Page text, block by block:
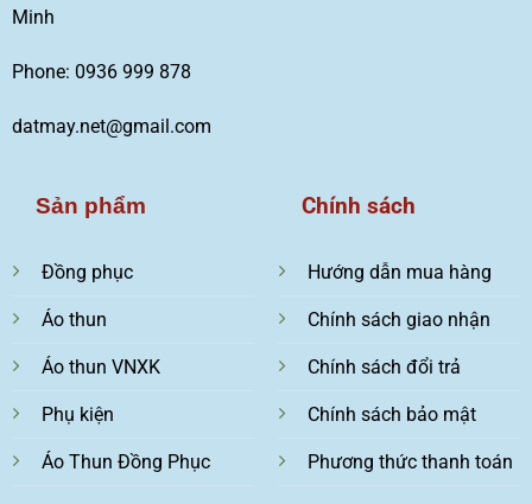
Minh
Phone: 0936 999 878
datmay.net@gmail.com
Sản phẩm
Đồng phục
Áo thun
Áo thun VNXK
Phụ kiện
Áo Thun Đồng Phục
Chính sách
Hướng dẫn mua hàng
Chính sách giao nhận
Chính sách đổi trả
Chính sách bảo mật
Phương thức thanh toán